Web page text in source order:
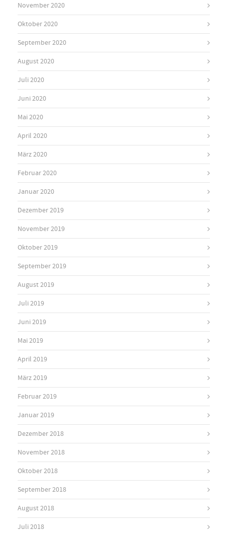
November 2020
Oktober 2020
September 2020
August 2020
Juli 2020
Juni 2020
Mai 2020
April 2020
März 2020
Februar 2020
Januar 2020
Dezember 2019
November 2019
Oktober 2019
September 2019
August 2019
Juli 2019
Juni 2019
Mai 2019
April 2019
März 2019
Februar 2019
Januar 2019
Dezember 2018
November 2018
Oktober 2018
September 2018
August 2018
Juli 2018